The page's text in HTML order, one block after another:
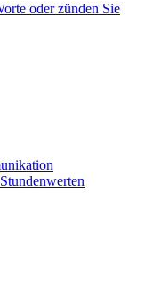
oder zünden Sie